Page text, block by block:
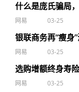
什么是庞氏骗局
网易 03-25
银联商务再“瘦身
网易 03-25
选购增额终身寿
网易 03-25